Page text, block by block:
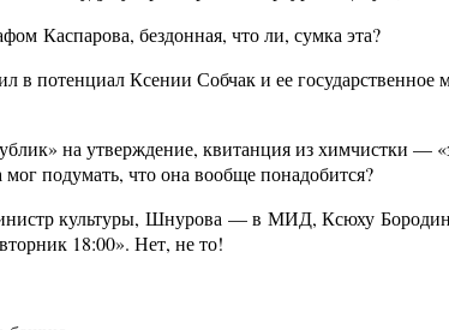
Каспарова, бездонная, что ли, сумка эта?
в потенциал Ксении Собчак и ее
на утверждение, квитанция из химчистки
подумать, что она вообще понадобится?
культуры, Шнурова — в МИД, Ксюху
18:00». Нет, не то!